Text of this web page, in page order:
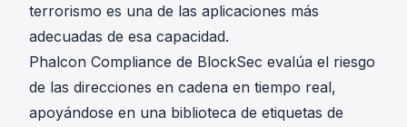
terrorismo es una de las aplicaciones más
adecuadas de esa capacidad.
Phalcon Compliance de BlockSec evalúa el riesgo
de las direcciones en cadena en tiempo real,
apoyándose en una biblioteca de etiquetas de